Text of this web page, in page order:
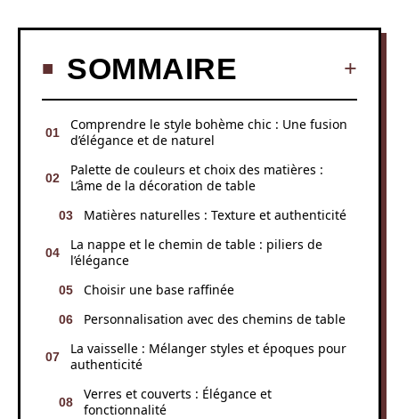
SOMMAIRE
Comprendre le style bohème chic : Une fusion
d’élégance et de naturel
Palette de couleurs et choix des matières :
L’âme de la décoration de table
Matières naturelles : Texture et authenticité
La nappe et le chemin de table : piliers de
l’élégance
Choisir une base raffinée
Personnalisation avec des chemins de table
La vaisselle : Mélanger styles et époques pour
authenticité
Verres et couverts : Élégance et
fonctionnalité